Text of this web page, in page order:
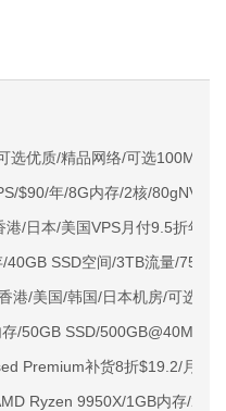
选优质/精品网络/可选100M不
$90/年/8G内存/2核/
/日本/美国VPS月付9.5折年
40GB SSD空间/3TB流量/
港/美国/韩国/日本机房/可选
/50GB SSD/
Premium补货8折$19.2/月起
Ryzen 9950X/1GB内存/